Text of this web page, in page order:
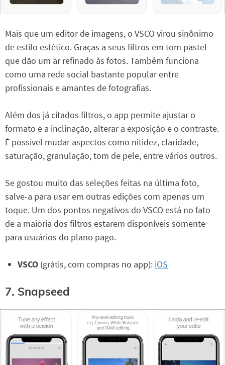
Mais que um editor de imagens, o VSCO virou sinônimo
de estilo estético. Graças a seus filtros em tom pastel
que dão um ar refinado às fotos. Também funciona
como uma rede social bastante popular entre
profissionais e amantes de fotografias.
Além dos já citados filtros, o app permite ajustar o
formato e a inclinação, alterar a exposição e o contraste.
É possível mudar aspectos como nitidez, claridade,
saturação, granulação, tom de pele, entre vários outros.
Se gostou muito das seleções feitas na última foto,
salve-a para usar em outras edições com apenas um
toque. Um dos pontos negativos do VSCO está no fato
de a maioria dos filtros estarem disponíveis somente
para usuários do plano pago.
VSCO (grátis, com compras no app): iOS
7. Snapseed